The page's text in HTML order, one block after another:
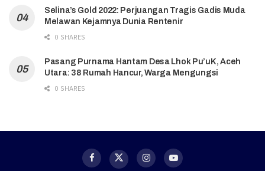
Selina’s Gold 2022: Perjuangan Tragis Gadis Muda
Melawan Kejamnya Dunia Rentenir
0 SHARES
Pasang Purnama Hantam Desa Lhok Pu’uK, Aceh
Utara: 38 Rumah Hancur, Warga Mengungsi
0 SHARES